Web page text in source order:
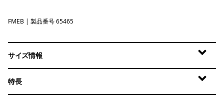
Fitz Roy Massif: Eddy Blue
FMEB | 製品番号 65465
サイズ情報
特長